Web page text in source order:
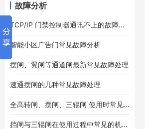
故障分析
TCP/IP 门禁控制器通讯不上的故障排查方法
智能小区广告门常见故障分析
摆闸、翼闸等通道闸最新常见故障处理
速通摆闸的几种常见故障处理
全高转闸、摆闸、三辊闸 使用时常见的故障
挡闸与三辊闸在使用过程中常见的机械故障